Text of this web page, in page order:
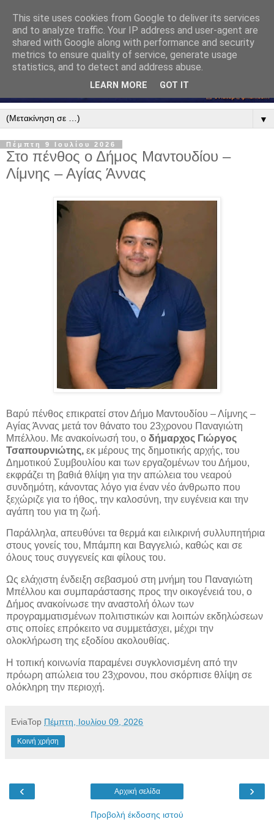
▼
Πέμπτη 9 Ιουλίου 2026
Στο πένθος ο Δήμος Μαντουδίου –
Λίμνης – Αγίας Άννας
Βαρύ πένθος επικρατεί στον Δήμο Μαντουδίου – Λίμνης –
Αγίας Άννας μετά τον θάνατο του 23χρονου Παναγιώτη
Μπέλλου. Με ανακοίνωσή του, ο δήμαρχος Γιώργος
Τσαπουρνιώτης, εκ μέρους της δημοτικής αρχής, του
Δημοτικού Συμβουλίου και των εργαζομένων του Δήμου,
εκφράζει τη βαθιά θλίψη για την απώλεια του νεαρού
συνδημότη, κάνοντας λόγο για έναν νέο άνθρωπο που
ξεχώριζε για το ήθος, την καλοσύνη, την ευγένεια και την
αγάπη του για τη ζωή.
Παράλληλα, απευθύνει τα θερμά και ειλικρινή συλλυπητήρια
στους γονείς του, Μπάμπη και Βαγγελιώ, καθώς και σε
όλους τους συγγενείς και φίλους του.
Ως ελάχιστη ένδειξη σεβασμού στη μνήμη του Παναγιώτη
Μπέλλου και συμπαράστασης προς την οικογένειά του, ο
Δήμος ανακοίνωσε την αναστολή όλων των
προγραμματισμένων πολιτιστικών και λοιπών εκδηλώσεων
στις οποίες επρόκειτο να συμμετάσχει, μέχρι την
ολοκλήρωση της εξοδίου ακολουθίας.
Η τοπική κοινωνία παραμένει συγκλονισμένη από την
πρόωρη απώλεια του 23χρονου, που σκόρπισε θλίψη σε
ολόκληρη την περιοχή.
EviaTop Πέμπτη, Ιουλίου 09, 2026
Κοινή χρήση
‹ ›
Αρχική σελίδα
Προβολή έκδοσης ιστού
This site uses cookies from Google to deliver its services
and to analyze traffic. Your IP address and user-agent are
shared with Google along with performance and security
metrics to ensure quality of service, generate usage
statistics, and to detect and address abuse.
LEARN MORE GOT IT